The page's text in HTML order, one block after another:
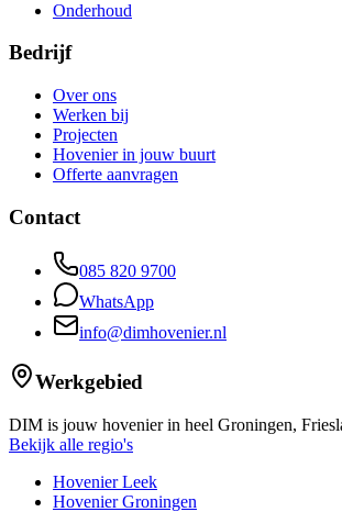
Onderhoud
Bedrijf
Over ons
Werken bij
Projecten
Hovenier in jouw buurt
Offerte aanvragen
Contact
085 820 9700
WhatsApp
info@dimhovenier.nl
Werkgebied
DIM is jouw hovenier in heel Groningen,
Bekijk alle regio's
Hovenier Leek
Hovenier Groningen